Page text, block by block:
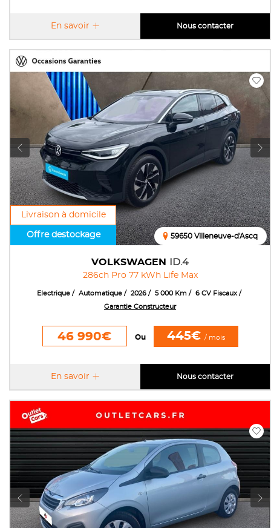
En savoir Nous contacter
Livraison à domicile
Offre destockage
VOLKSWAGEN ID.4
286ch Pro 77 kWh Life Max
59650 Villeneuve-d'Ascq
Electrique Automatique 2026 5 000 Km
6 CV Fiscaux
Garantie Constructeur
46 990€ Ou 445€ / mois
En savoir Nous contacter